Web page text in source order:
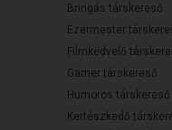
Bringás társkereső
Ezermester
Filmkedvelő
Gamer társkereső
Humoros társkereső
Kertészkedő